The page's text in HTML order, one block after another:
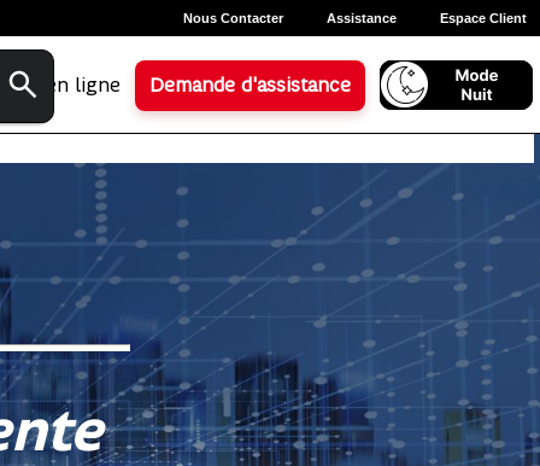
Nous Contacter Assistance Espace Client
Aide en ligne Demande d'assistance